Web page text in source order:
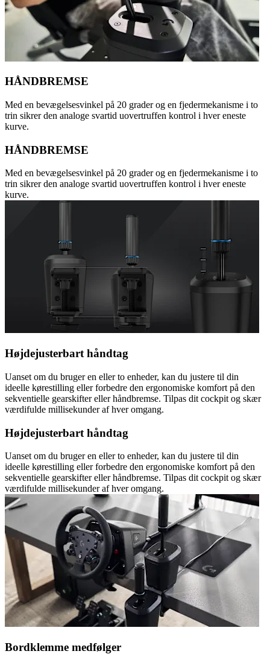
HÅNDBREMSE
Med en bevægelsesvinkel på 20 grader og en fjedermekanisme i to
trin sikrer den analoge svartid uovertruffen kontrol i hver eneste
kurve.
HÅNDBREMSE
Med en bevægelsesvinkel på 20 grader og en fjedermekanisme i to
trin sikrer den analoge svartid uovertruffen kontrol i hver eneste
kurve.
Højdejusterbart håndtag
Uanset om du bruger en eller to enheder, kan du justere til din
ideelle kørestilling eller forbedre den ergonomiske komfort på den
sekventielle gearskifter eller håndbremse. Tilpas dit cockpit og skær
værdifulde millisekunder af hver omgang.
Højdejusterbart håndtag
Uanset om du bruger en eller to enheder, kan du justere til din
ideelle kørestilling eller forbedre den ergonomiske komfort på den
sekventielle gearskifter eller håndbremse. Tilpas dit cockpit og skær
værdifulde millisekunder af hver omgang.
Bordklemme medfølger